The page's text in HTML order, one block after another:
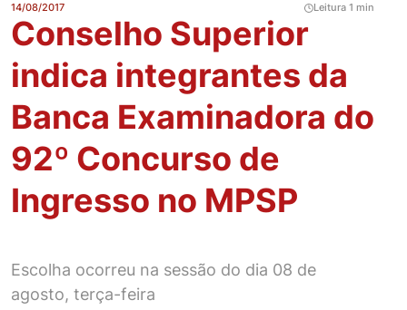
14/08/2017 Leitura 1 min
Conselho Superior
indica integrantes da
Banca Examinadora do
92º Concurso de
Ingresso no MPSP
Escolha ocorreu na sessão do dia 08 de
agosto, terça-feira